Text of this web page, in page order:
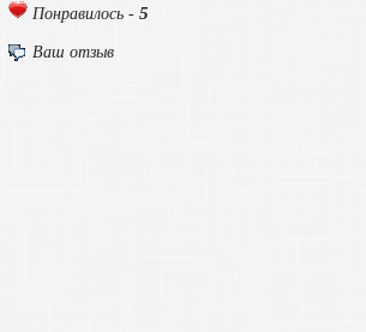
Понравилось -5
Ваш отзыв